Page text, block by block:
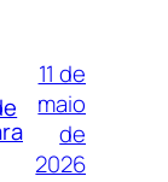
11 de
maio
de
2026